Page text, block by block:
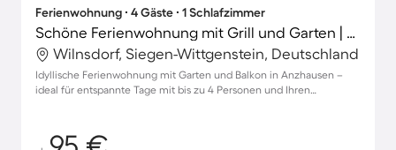
Ferienwohnung ∙ 4 Gäste ∙ 1 Schlafzimmer
Schöne Ferienwohnung mit Grill und Garten | Hunde erlaubt
Wilnsdorf, Siegen-Wittgenstein, Deutschland
Idyllische Ferienwohnung mit Garten und Balkon in Anzhausen –
ideal für entspannte Tage mit bis zu 4 Personen und Ihren